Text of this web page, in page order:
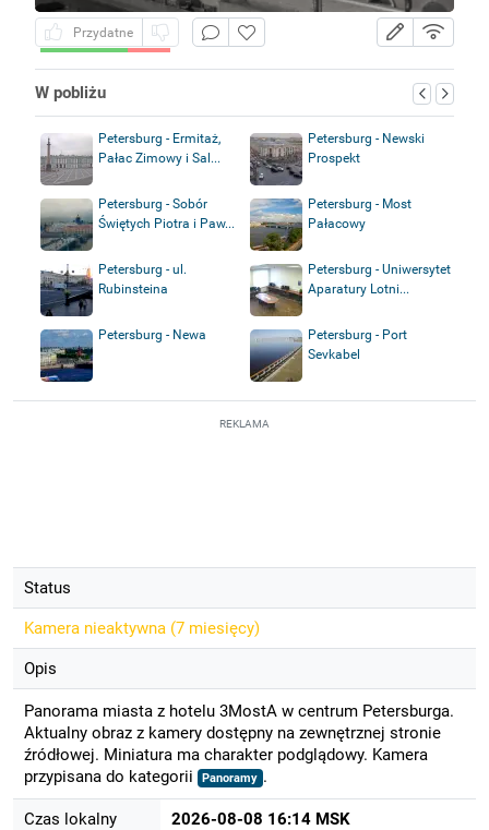
Przydatne
W pobliżu
Petersburg - Ermitaż,
Pałac Zimowy i Sal...
Petersburg - Newski
Prospekt
Petersburg - Sobór
Świętych Piotra i Paw...
Petersburg - Most
Pałacowy
Petersburg - ul.
Rubinsteina
Petersburg - Uniwersytet
Aparatury Lotni...
Petersburg - Newa
Petersburg - Port
Sevkabel
REKLAMA
Status
Kamera nieaktywna (7 miesięcy)
Opis
Panorama miasta z hotelu 3MostA w centrum Petersburga.
Aktualny obraz z kamery dostępny na zewnętrznej stronie
źródłowej. Miniatura ma charakter podglądowy. Kamera
przypisana do kategorii
Panoramy .
Czas lokalny 2026-08-08 16:14 MSK